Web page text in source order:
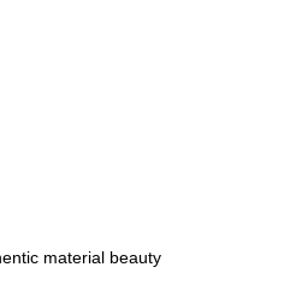
material beauty